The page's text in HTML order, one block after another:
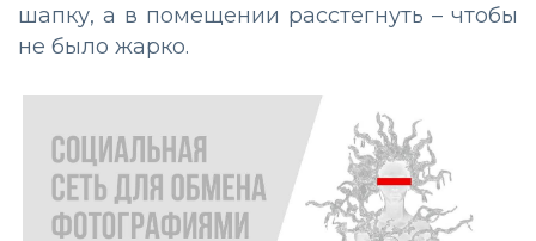
шапку, а в помещении расстегнуть – чтобы
не было жарко.